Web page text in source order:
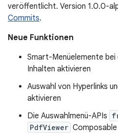
veröffentlicht. Version 1.0.0-
Commits.
Neue Funktionen
Smart-Menüelemente
Inhalten aktivieren
Auswahl von Hyperlinks
aktivieren
Die Auswahlmenü-APIs
PdfViewer